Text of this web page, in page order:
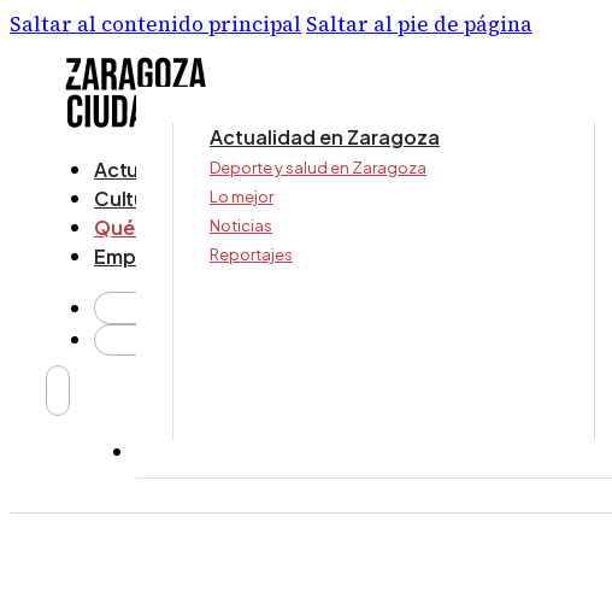
Saltar al contenido principal Saltar al pie de página
Actualidad
Cultura y ocio
Qué ver y hacer
Empresa
Actualidad en Zaragoza
Deporte y salud en Zaragoza
Lo mejor
Noticias
Reportajes